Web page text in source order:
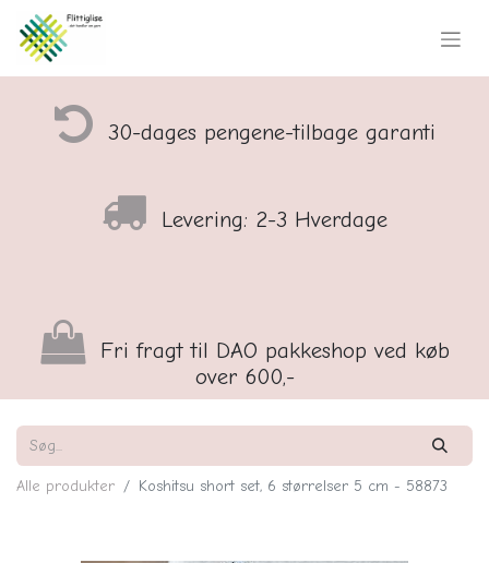
30-dages pengene-tilbage garanti
Levering: 2-3 Hverdage
Fri fragt til DAO pakkeshop ved køb
over 600,-
Alle produkter Koshitsu short set, 6 størrelser 5 cm - 58873